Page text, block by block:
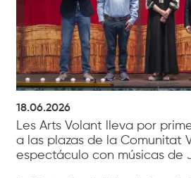
18.06.2026
Les Arts Volant lleva por
a las plazas de la Comunitat
espectáculo con músicas de